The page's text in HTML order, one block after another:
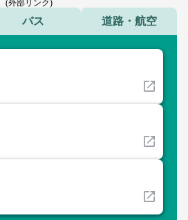
(外部リンク)
バス 道路・航空